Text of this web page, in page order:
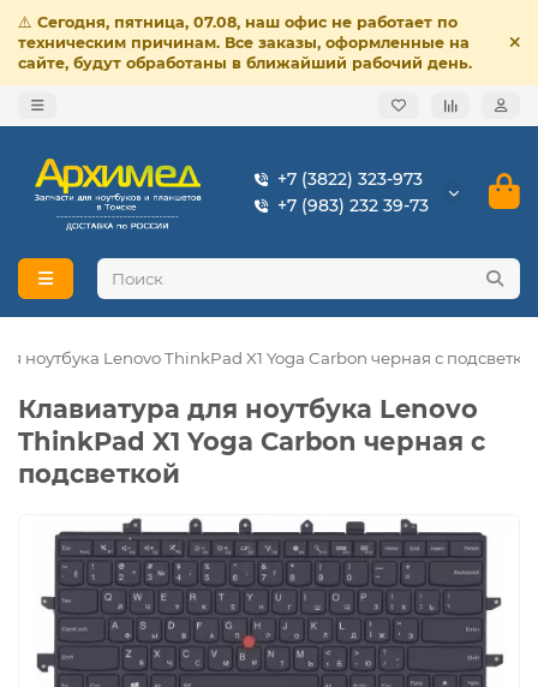
⚠️ Сегодня, пятница, 07.08, наш офис не работает по
техническим причинам. Все заказы, оформленные на
сайте, будут обработаны в ближайший рабочий день.
+7 (3822) 323-973
+7 (983) 232 39-73
ноутбука Lenovo ThinkPad X1 Yoga Carbon черная с
Клавиатура для ноутбука Lenovo
ThinkPad X1 Yoga Carbon черная с
подсветкой